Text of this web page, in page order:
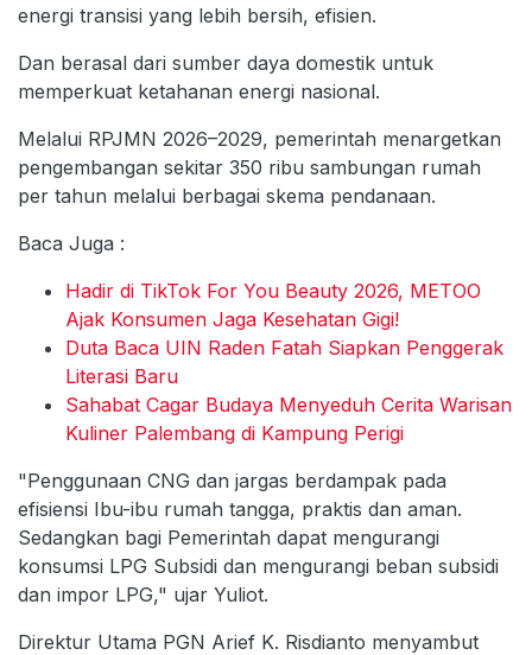
energi transisi yang lebih bersih, efisien.
Dan berasal dari sumber daya domestik untuk
memperkuat ketahanan energi nasional.
Melalui RPJMN 2026–2029, pemerintah menargetkan
pengembangan sekitar 350 ribu sambungan rumah
per tahun melalui berbagai skema pendanaan.
Baca Juga :
Hadir di TikTok For You Beauty 2026, METOO
Ajak Konsumen Jaga Kesehatan Gigi!
Duta Baca UIN Raden Fatah Siapkan Penggerak
Literasi Baru
Sahabat Cagar Budaya Menyeduh Cerita Warisan
Kuliner Palembang di Kampung Perigi
"Penggunaan CNG dan jargas berdampak pada
efisiensi Ibu-ibu rumah tangga, praktis dan aman.
Sedangkan bagi Pemerintah dapat mengurangi
konsumsi LPG Subsidi dan mengurangi beban subsidi
dan impor LPG," ujar Yuliot.
Direktur Utama PGN Arief K. Risdianto menyambut